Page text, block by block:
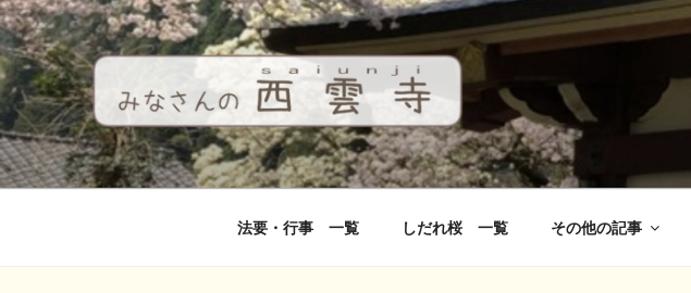
コ
ン
テ
ン
ツ
へ
ス
キ
西雲寺
しだれ桜となんまんだぶつ
法要・行事 一覧 しだれ桜 一覧 その他の記事